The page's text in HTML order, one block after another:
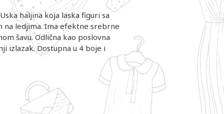
haljina koja laska figuri sa
na ledjima. Ima efektne srebrne
šavu. Odlična kao poslovna
izlazak. Dostupna u 4 boje i